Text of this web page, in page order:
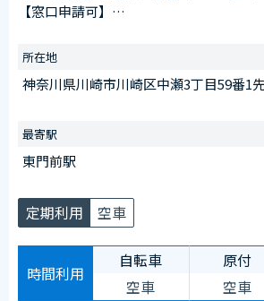
【窓口申請可】
川崎大師駅第1施設（川崎区大師駅前１
午前6：30～午後8：00
駅側管理室前に設置
所在地
神奈川県川崎市川崎区中瀬3丁目59番1
最寄駅
東門前駅
定期利用 空車
時間利用
自転車
空車
原付
空車